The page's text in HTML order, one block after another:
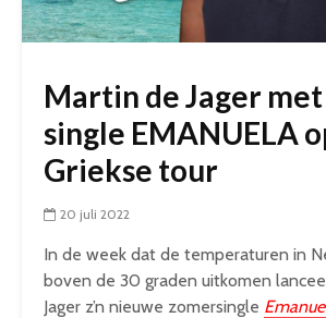
Martin de Jager
single EMANUELA
Griekse tour
20 juli 2022
In de week dat de temperaturen in
boven de 30 graden uitkomen
Jager z’n nieuwe zomersingle